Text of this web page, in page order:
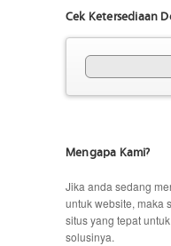
Cek Ketersediaan
Mengapa Kami?
Jika anda sedang
untuk website, maka
situs yang tepat
solusinya.